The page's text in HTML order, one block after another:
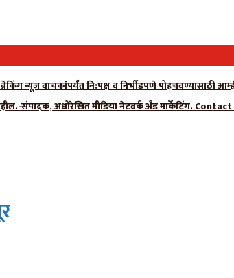
न्यूज वाचकांपर्यंत नि:पक्ष व निर्भीडपणे पोहचवण्यासाठी
संपादक, अधोरेखित मीडिया नेटवर्क अँड मार्केटिंग.